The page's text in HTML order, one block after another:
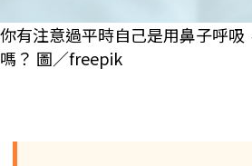
你有注意過平時自己是用鼻子呼吸
嗎？ 圖／freepik